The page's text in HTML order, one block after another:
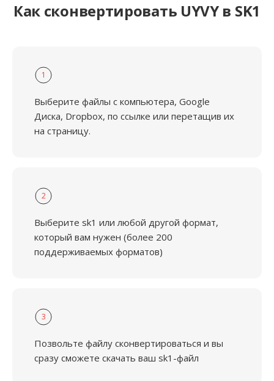
Как сконвертировать UYVY в SK1
1
Выберите файлы с компьютера, Google
Диска, Dropbox, по ссылке или перетащив их
на страницу.
2
Выберите sk1 или любой другой формат,
который вам нужен (более 200
поддерживаемых форматов)
3
Позвольте файлу сконвертироваться и вы
сразу сможете скачать ваш sk1-файл